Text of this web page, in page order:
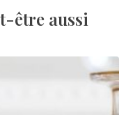
être aussi